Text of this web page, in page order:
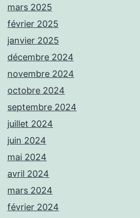
mars 2025
février 2025
janvier 2025
décembre 2024
novembre 2024
octobre 2024
septembre 2024
juillet 2024
juin 2024
mai 2024
avril 2024
mars 2024
février 2024